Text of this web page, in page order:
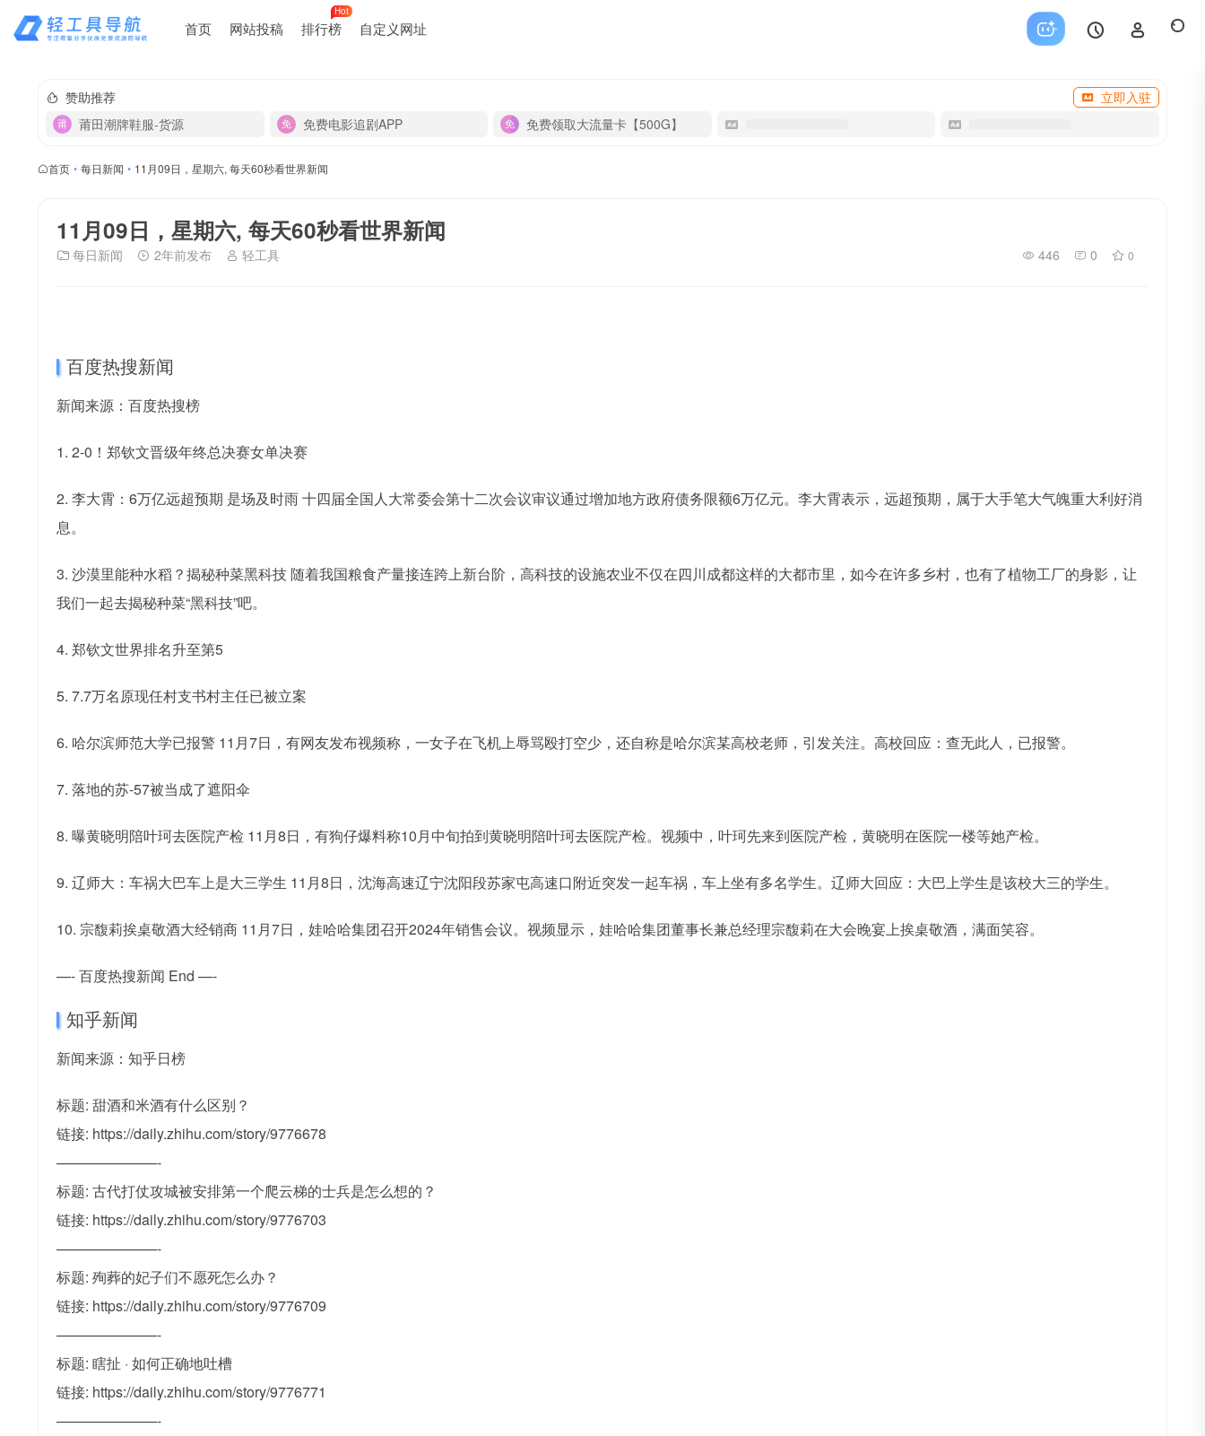
首页 网站投稿 排行榜
Hot
自定义网址
赞助推荐
立即入驻
莆田潮牌鞋服-货源
免费电影追剧APP 免费领取大流量卡【500G】
首页 • 每日新闻 • 11月09日，星期六, 每天60秒看世界新闻
11月09日，星期六, 每天60秒看世界新闻
每日新闻 2年前发布 轻工具 446 0 0
百度热搜新闻
新闻来源：百度热搜榜
1. 2-0！郑钦文晋级年终总决赛女单决赛
2. 李大霄：6万亿远超预期 是场及时雨 十四届全国人大常委会第十二次会议审议通过增加地方政府债务限额6万亿元。李大霄表示，远超预期，属于大手笔大气魄重大利好消
息。
3. 沙漠里能种水稻？揭秘种菜黑科技 随着我国粮食产量接连跨上新台阶，高科技的设施农业不仅在四川成都这样的大都市里，如今在许多乡村，也有了植物工厂的身影，让
我们一起去揭秘种菜“黑科技”吧。
4. 郑钦文世界排名升至第5
5. 7.7万名原现任村支书村主任已被立案
6. 哈尔滨师范大学已报警 11月7日，有网友发布视频称，一女子在飞机上辱骂殴打空少，还自称是哈尔滨某高校老师，引发关注。高校回应：查无此人，已报警。
7. 落地的苏-57被当成了遮阳伞
8. 曝黄晓明陪叶珂去医院产检 11月8日，有狗仔爆料称10月中旬拍到黄晓明陪叶珂去医院产检。视频中，叶珂先来到医院产检，黄晓明在医院一楼等她产检。
9. 辽师大：车祸大巴车上是大三学生 11月8日，沈海高速辽宁沈阳段苏家屯高速口附近突发一起车祸，车上坐有多名学生。辽师大回应：大巴上学生是该校大三的学生。
10. 宗馥莉挨桌敬酒大经销商 11月7日，娃哈哈集团召开2024年销售会议。视频显示，娃哈哈集团董事长兼总经理宗馥莉在大会晚宴上挨桌敬酒，满面笑容。
—- 百度热搜新闻 End —-
知乎新闻
新闻来源：知乎日榜
标题: 甜酒和米酒有什么区别？
链接: https://daily.zhihu.com/story/9776678
———————-
标题: 古代打仗攻城被安排第一个爬云梯的士兵是怎么想的？
链接: https://daily.zhihu.com/story/9776703
———————-
标题: 殉葬的妃子们不愿死怎么办？
链接: https://daily.zhihu.com/story/9776709
———————-
标题: 瞎扯 · 如何正确地吐槽
链接: https://daily.zhihu.com/story/9776771
———————-